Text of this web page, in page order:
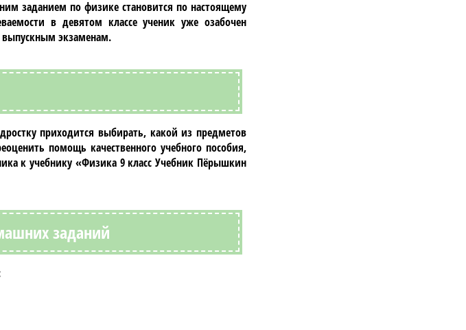
заданием пофизике становится по настоящему
в девятом классе ученик уже озабочен
выпускным экзаменам.
приходится выбирать, какой из предметов
помощь качественного учебного пособия,
к учебнику «Физика 9 класс Учебник Пёрышкин
заданий